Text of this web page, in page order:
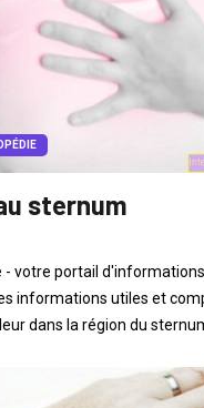
sternum
- votre portail
informations utiles et
dans la région du